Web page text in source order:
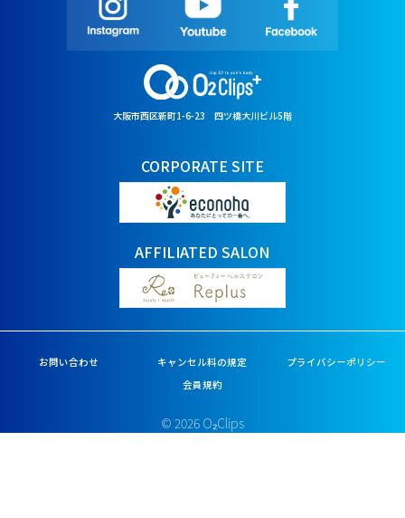
大阪市西区新町1-6-23 四ツ橋大川ビル5階
CORPORATE SITE
AFFILIATED SALON
お問い合わせ キャンセル料の規定
プライバシーポリシー
会員規約
© 2026 O₂Clips